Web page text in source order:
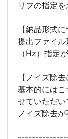
リフの指定を
【納品形式に
提出ファイ
（Hz）指定
【ノイズ除去
基本的には
せていただい
ノイズ除去